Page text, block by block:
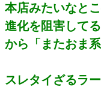
本店みたいなと
進化を阻害して
から「またおま
スレタイざるラ